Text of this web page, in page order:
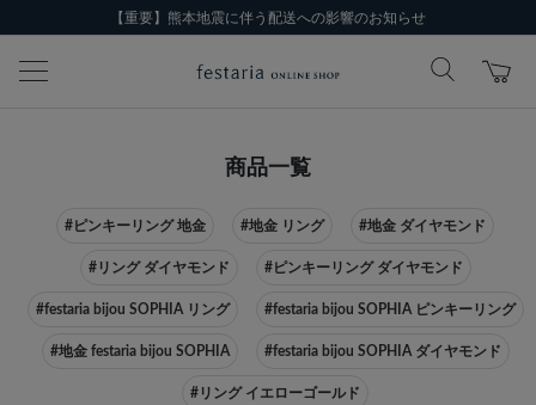
【重要】熊本地震に伴う配送への影響のお知らせ
商品一覧
#ピンキーリング 地金 #地金 リング #地金 ダイヤモンド
#リング ダイヤモンド #ピンキーリング ダイヤモンド
#festaria bijou SOPHIA リング #festaria bijou SOPHIA ピンキーリング
#地金 festaria bijou SOPHIA #festaria bijou SOPHIA ダイヤモンド
#リング イエローゴールド